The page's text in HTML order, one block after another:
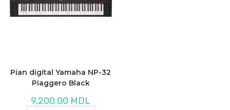
Pian digital Yamaha NP-32
Piaggero Black
9,200.00 MDL